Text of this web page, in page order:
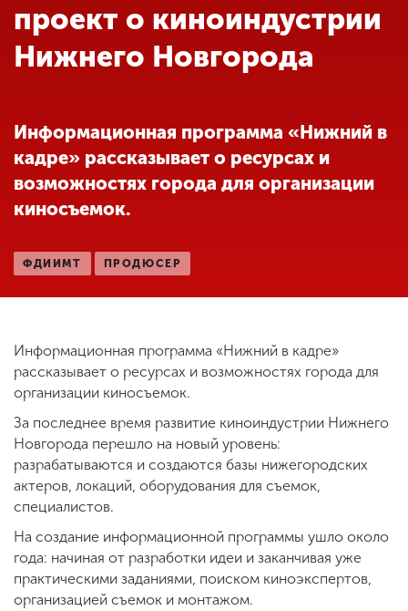
Наука
Другие виды
деятельности
Студенческая жизнь
организации
ENG SPN CHI
Приемная
комиссия
+7 (831) 262-26-20
проект о киноиндустрии
Нижнего Новгорода
Информационная программа «Нижний в
кадре» рассказывает о ресурсах и
возможностях города для организации
киносъемок.
ФДИИМТ ПРОДЮСЕР
Информационная программа «Нижний в кадре»
рассказывает о ресурсах и возможностях города для
организации киносъемок.
За последнее время развитие киноиндустрии Нижнего
Новгорода перешло на новый уровень:
разрабатываются и создаются базы нижегородских
актеров, локаций, оборудования для съемок,
специалистов.
На создание информационной программы ушло около
года: начиная от разработки идеи и заканчивая уже
практическими заданиями, поиском киноэкспертов,
организацией съемок и монтажом.